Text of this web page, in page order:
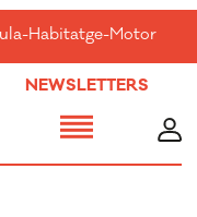
-Habitatge-Motor-
NEWSLETTERS